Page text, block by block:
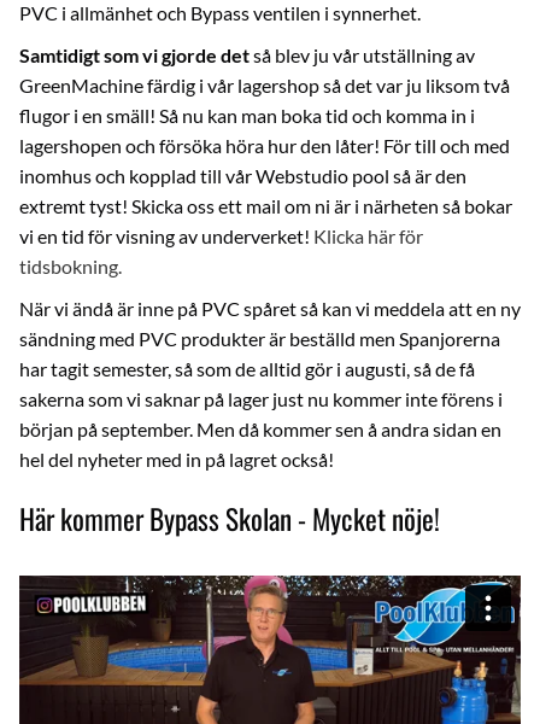
PVC i allmänhet och Bypass ventilen i synnerhet.
Samtidigt som vi gjorde detså blev ju vår utställning av
GreenMachine färdig i vår lagershop så det var ju liksom två
flugor i en smäll! Så nu kan man boka tid och komma in i
lagershopen och försöka höra hur den låter! För till och med
inomhus och kopplad till vår Webstudio pool så är den
extremt tyst! Skicka oss ett mail om ni är i närheten så bokar
vi en tid för visning av underverket! Klicka här för
tidsbokning.
När vi ändå är inne på PVC spåret så kan vi meddela att en ny
sändning med PVC produkter är beställd men Spanjorerna
har tagit semester, så som de alltid gör i augusti, så de få
sakerna som vi saknar på lager just nu kommer inte förens i
början på september. Men då kommer sen å andra sidan en
hel del nyheter med in på lagret också!
Här kommer Bypass Skolan - Mycket nöje!